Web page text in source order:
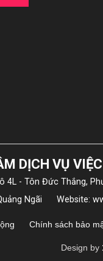
DỊCH VỤ
4L - Tôn Đức Thắng,
Ngãi Website:
Chính sách bảo
Design by